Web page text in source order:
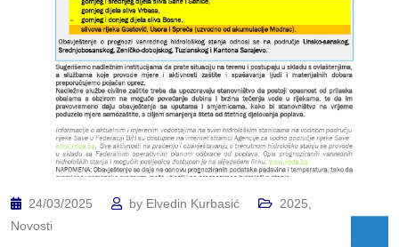
24/03/2025 by Elvedin Kurbasić 2025
Novosti